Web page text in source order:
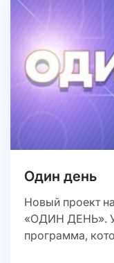
Один день
Новый проект
«ОДИН ДЕНЬ».
программа,